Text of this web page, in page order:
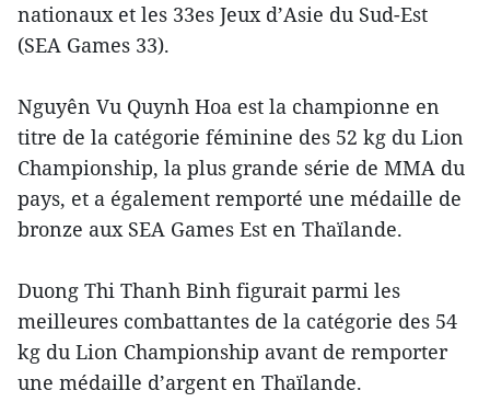
nationaux et les 33es Jeux d’Asie du Sud-Est
(SEA Games 33).
Nguyên Vu Quynh Hoa est la championne en
titre de la catégorie féminine des 52 kg du Lion
Championship, la plus grande série de MMA du
pays, et a également remporté une médaille de
bronze aux SEA Games Est en Thaïlande.
Duong Thi Thanh Binh figurait parmi les
meilleures combattantes de la catégorie des 54
kg du Lion Championship avant de remporter
une médaille d’argent en Thaïlande.